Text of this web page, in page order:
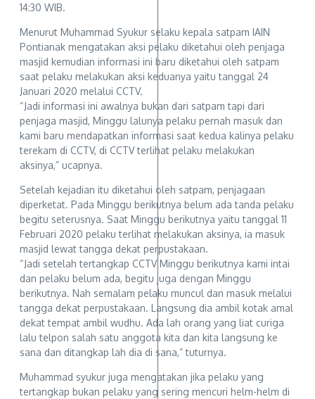
14:30 WIB.
Menurut Muhammad Syukur selaku kepala satpam IAIN
Pontianak mengatakan aksi pelaku diketahui oleh penjaga
masjid kemudian informasi ini baru diketahui oleh satpam
saat pelaku melakukan aksi keduanya yaitu tanggal 24
Januari 2020 melalui CCTV.
“Jadi informasi ini awalnya bukan dari satpam tapi dari
penjaga masjid, Minggu lalunya pelaku pernah masuk dan
kami baru mendapatkan informasi saat kedua kalinya pelaku
terekam di CCTV, di CCTV terlihat pelaku melakukan
aksinya,” ucapnya.
Setelah kejadian itu diketahui oleh satpam, penjagaan
diperketat. Pada Minggu berikutnya belum ada tanda pelaku
begitu seterusnya. Saat Minggu berikutnya yaitu tanggal 11
Februari 2020 pelaku terlihat melakukan aksinya, ia masuk
masjid lewat tangga dekat perpustakaan.
“Jadi setelah tertangkap CCTV Minggu berikutnya kami intai
dan pelaku belum ada, begitu juga dengan Minggu
berikutnya. Nah semalam pelaku muncul dan masuk melalui
tangga dekat perpustakaan. Langsung dia ambil kotak amal
dekat tempat ambil wudhu. Ada lah orang yang liat curiga
lalu telpon salah satu anggota kita dan kita langsung ke
sana dan ditangkap lah dia di sana,” tuturnya.
Muhammad syukur juga mengatakan jika pelaku yang
tertangkap bukan pelaku yang sering mencuri helm-helm di